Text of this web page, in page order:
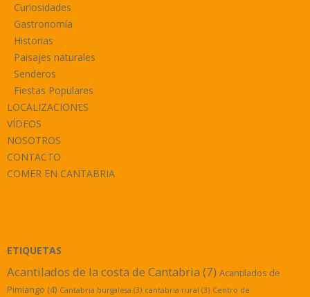
Curiosidades
Gastronomía
Historias
Paisajes naturales
Senderos
Fiestas Populares
LOCALIZACIONES
VÍDEOS
NOSOTROS
CONTACTO
COMER EN CANTABRIA
ETIQUETAS
Acantilados de la costa de Cantabria (7) Acantilados de
Pimiango (4) Cantabria burgalesa (3) cantabria rural (3) Centro de